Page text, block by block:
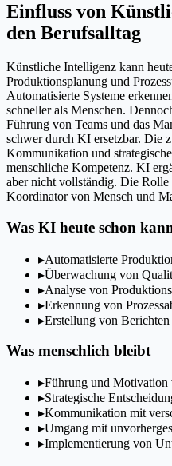
Einfluss von
den Berufsalltag
Künstliche Intelligenz kann
Produktionsplanung und
Automatisierte Systeme
schneller als Menschen.
Führung von Teams und das
schwer durch KI ersetzbar. Die
Kommunikation und
menschliche Kompetenz. KI
aber nicht vollständig. Die
Koordinator von Mensch und
Was KI heute schon
▸Automatisierte
▸Überwachung von
▸Analyse von
▸Erkennung von
▸Erstellung von
Was menschlich bleibt
▸Führung und Motivation
▸Strategische
▸Kommunikation mit
▸Umgang mit
▸Implementierung von